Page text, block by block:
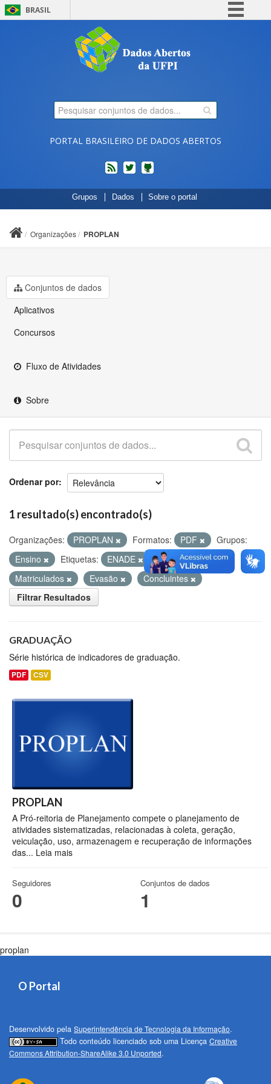
BRASIL
Comunica BR
Participe
Legislação
PORTAL BRASILEIRO DE DADOS ABERTOS
feed twitterCódigos
fonte
de
Grupos Dados Sobre o portal
Organizações PROPLAN
Conjuntos de dados
Aplicativos
Concursos
Fluxo de Atividades
Sobre
Ordenar por
1 resultado(s) encontrado(s)
Organizações: PROPLAN Formatos: PDF
Grupos:
Ensino
Etiquetas: ENADE
Ingressantes
Matriculados
Evasão
Concluintes
Filtrar Resultados
GRADUAÇÃO
Série histórica de indicadores de graduação.
PDF CSV
PROPLAN
A Pró-reitoria de Planejamento compete o planejamento de
atividades sistematizadas, relacionadas à coleta, geração,
veiculação, uso, armazenagem e recuperação de informações
das... Leia mais
Seguidores
0
Conjuntos de dados
1
proplan
O Portal
Desenvolvido pela Superintendência de Tecnologia da Informação.
Todo conteúdo licenciado sob uma Licença Creative
Commons Attribution-ShareAlike 3.0 Unported.